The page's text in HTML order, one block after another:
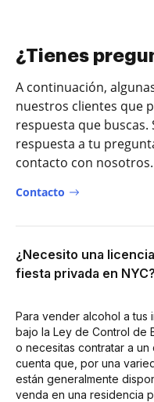
¿Tienes
A continuación,
nuestros clientes que
respuesta que
respuesta a tu
contacto con nosotros.
Contacto
¿Necesito una
fiesta privada en NYC?
Para vender alcohol a tus
bajo la Ley de Control de
o necesitas contratar a
cuenta que, por una
están generalmente
venda en una residencia